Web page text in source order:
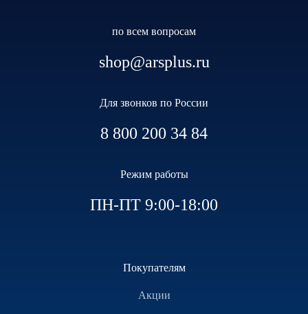
по всем вопросам
shop@arsplus.ru
Для звонков по России
8 800 200 34 84
Режим работы
ПН-ПТ 9:00-18:00
Покупателям
Акции